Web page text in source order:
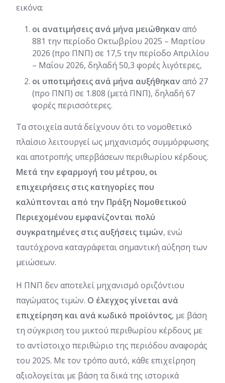
εικόνα:
οι ανατιμήσεις ανά μήνα μειώθηκαν από
881 την περίοδο Οκτωβρίου 2025 – Μαρτίου
2026 (προ ΠΝΠ) σε 17,5 την περίοδο Απριλίου
– Μαΐου 2026, δηλαδή 50,3 φορές λιγότερες,
οι υποτιμήσεις ανά μήνα αυξήθηκαν από 27
(προ ΠΝΠ) σε 1.808 (μετά ΠΝΠ), δηλαδή 67
φορές περισσότερες.
Τα στοιχεία αυτά δείχνουν ότι το νομοθετικό
πλαίσιο λειτουργεί ως μηχανισμός συμμόρφωσης
και αποτροπής υπερβάσεων περιθωρίου κέρδους.
Μετά την εφαρμογή του μέτρου, οι
επιχειρήσεις στις κατηγορίες που
καλύπτονται από την Πράξη Νομοθετικού
Περιεχομένου εμφανίζονται πολύ
συγκρατημένες στις αυξήσεις τιμών, ενώ
ταυτόχρονα καταγράφεται σημαντική αύξηση των
μειώσεων.
Η ΠΝΠ δεν αποτελεί μηχανισμό οριζόντιου
παγώματος τιμών. Ο έλεγχος γίνεται ανά
επιχείρηση και ανά κωδικό προϊόντος, με βάση
τη σύγκριση του μικτού περιθωρίου κέρδους με
το αντίστοιχο περιθώριο της περιόδου αναφοράς
του 2025. Με τον τρόπο αυτό, κάθε επιχείρηση
αξιολογείται με βάση τα δικά της ιστορικά